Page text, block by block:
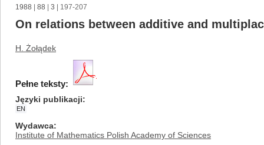
1988 88 3 | 197-207
On relations between additive and
H. Żołądek
Pełne teksty:
Języki publikacji
EN
Wydawca
Institute of Mathematics Polish Academy of Sciences